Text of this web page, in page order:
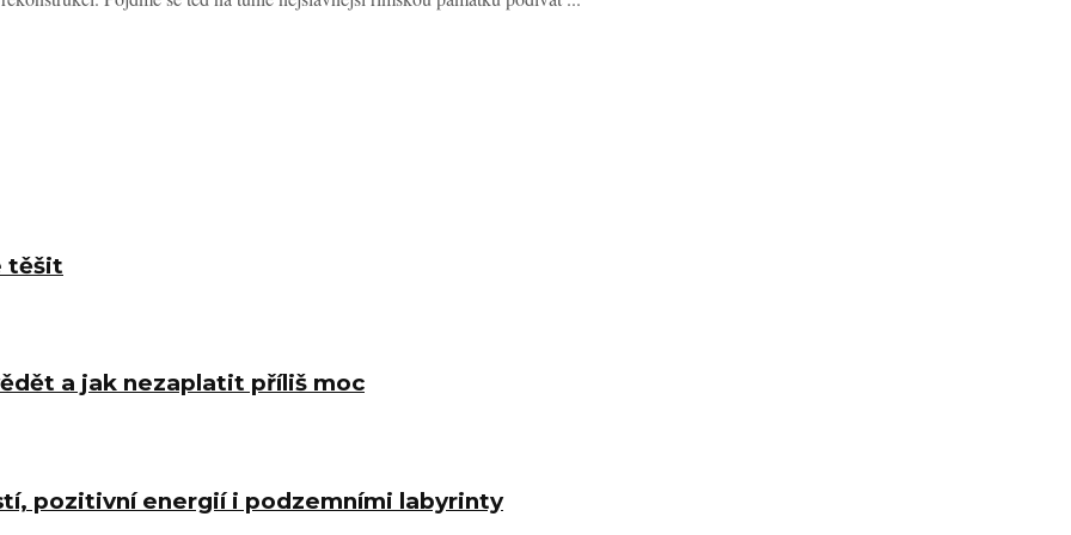
těšit
a jak nezaplatit příliš moc
pozitivní energií i podzemními labyrinty